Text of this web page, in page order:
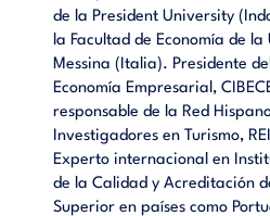
de la President University
la Facultad de Economía de la
Messina (Italia). Presidente
Economía Empresarial,
responsable de la Red
Investigadores en Turismo,
Experto internacional en
de la Calidad y Acreditación
Superior en países como